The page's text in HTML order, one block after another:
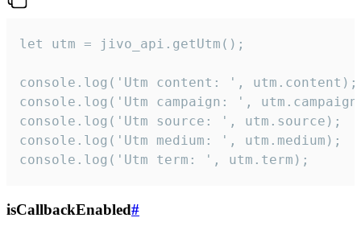
let utm = jivo_api.getUtm();
console.log('Utm content: ', utm.content);
console.log('Utm campaign: ',
console.log('Utm source: ', utm.source);
console.log('Utm medium: ', utm.medium);
console.log('Utm term: ', utm.term);
isCallbackEnabled#